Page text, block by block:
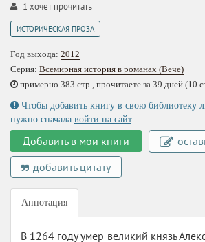
1 хочет прочитать
ИСТОРИЧЕСКАЯ ПРОЗА
Год выхода: 2012
Серия: Всемирная история в романах (Вече)
примерно 383 стр., прочитаете за 39 дней (10
Чтобы добавить книгу в свою библиотеку
нужно сначала войти на сайт.
Добавить в мои книги
добавить цитату
Аннотация
В 1264 году умер великий князь